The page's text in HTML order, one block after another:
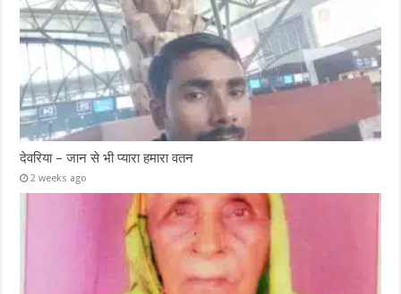
देवरिया – जान से भी प्यारा हमारा वतन
2 weeks ago